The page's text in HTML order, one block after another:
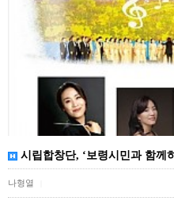
시립합창단, ‘보령시민과 함께
나형열